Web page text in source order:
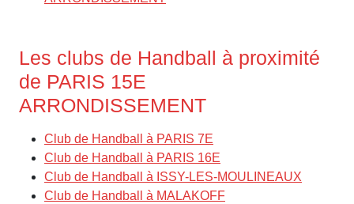
Les clubs de Handball à proximité
de PARIS 15E
ARRONDISSEMENT
Club de Handball à PARIS 7E
Club de Handball à PARIS 16E
Club de Handball à ISSY-LES-MOULINEAUX
Club de Handball à MALAKOFF